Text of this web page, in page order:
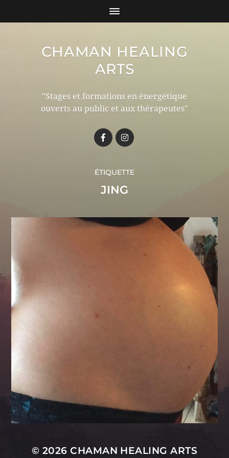
CHAMAN HEALING
ARTS
"Stages et formations en énergétique
ouverts au public et aux thérapeutes"
ÉTIQUETTE
JING
© 2026CHAMAN HEALING ARTS